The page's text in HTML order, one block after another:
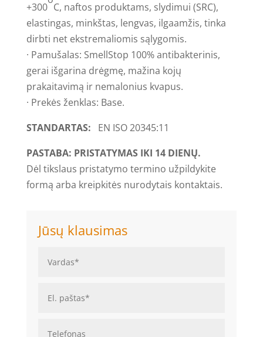
+300 C, naftos produktams, slydimui (SRC),
elastingas, minkštas, lengvas, ilgaamžis, tinka
dirbti net ekstremaliomis sąlygomis.
· Pamušalas: SmellStop 100% antibakterinis,
gerai išgarina drėgmę, mažina kojų
prakaitavimą ir nemalonius kvapus.
· Prekės ženklas: Base.
STANDARTAS: EN ISO 20345:11
PASTABA: PRISTATYMAS IKI 14 DIENŲ.
Dėl tikslaus pristatymo termino užpildykite
formą arba kreipkitės nurodytais kontaktais.
Jūsų klausimas